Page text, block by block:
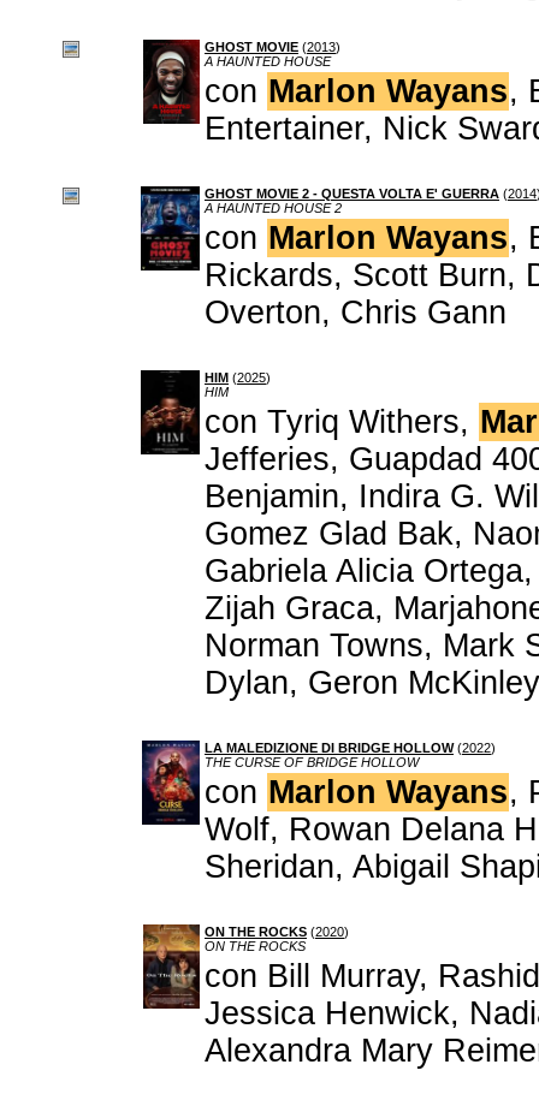
GHOST MOVIE (2013)
A HAUNTED HOUSE
con Marlon Wayans,
Entertainer, Nick
GHOST MOVIE 2 - QUESTA VOLTA E' GUERRA (2014
A HAUNTED HOUSE 2
con Marlon Wayans,
Rickards, Scott Burn,
Overton, Chris Gann
HIM (2025)
HIM
con Tyriq Withers,
Jefferies, Guapdad
Benjamin, Indira G.
Gomez Glad Bak,
Gabriela Alicia
Zijah Graca,
Norman Towns, Mark
Dylan, Geron
LA MALEDIZIONE DI BRIDGE HOLLOW(2022)
THE CURSE OF BRIDGE HOLLOW
con Marlon Wayans,
Wolf, Rowan Delana
Sheridan, Abigail
ON THE ROCKS (2020)
ON THE ROCKS
con Bill Murray,
Jessica Henwick,
Alexandra Mary